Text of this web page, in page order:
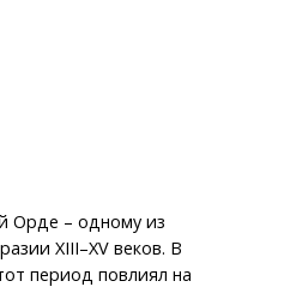
Орде – одному из
XIII–XV веков. В
период повлиял на